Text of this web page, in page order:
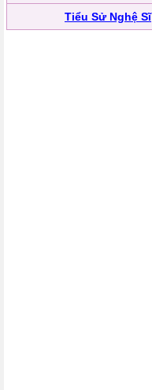
Tiểu Sử Nghệ Sĩ